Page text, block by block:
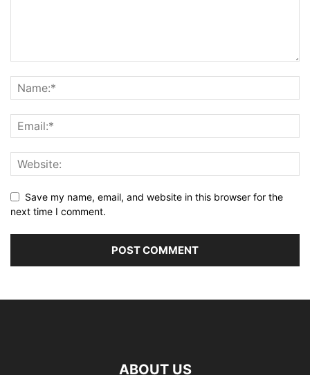
Save my name, email, and website in this browser for the
next time I comment.
ABOUT US